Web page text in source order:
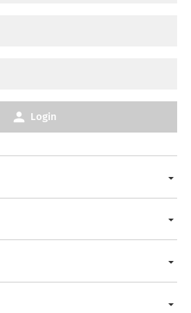
Login